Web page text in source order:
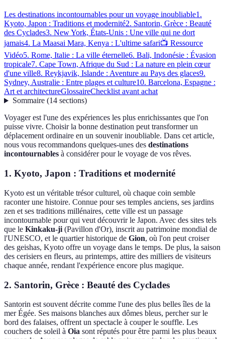
Les destinations incontournables pour un voyage inoubliable1.
Kyoto, Japon : Traditions et modernité2. Santorin, Grèce : Beauté
des Cyclades3. New York, États-Unis : Une ville qui ne dort
jamais4. La Maasai Mara, Kenya : L'ultime safari📺 Ressource
Vidéo5. Rome, Italie : La ville éternelle6. Bali, Indonésie : Évasion
tropicale7. Cape Town, Afrique du Sud : La nature en plein cœur
d'une ville8. Reykjavik, Islande : Aventure au Pays des glaces9.
Sydney, Australie : Entre plages et culture10. Barcelona, Espagne :
Art et architectureGlossaireChecklist avant achat
Sommaire(14 sections)
Voyager est l'une des expériences les plus enrichissantes que l'on
puisse vivre. Choisir la bonne destination peut transformer un
déplacement ordinaire en un souvenir inoubliable. Dans cet article,
nous vous recommandons quelques-unes des destinations
incontournables à considérer pour le voyage de vos rêves.
1. Kyoto, Japon : Traditions et modernité
Kyoto est un véritable trésor culturel, où chaque coin semble
raconter une histoire. Connue pour ses temples anciens, ses jardins
zen et ses traditions millénaires, cette ville est un passage
incontournable pour qui veut découvrir le Japon. Avec des sites tels
que le Kinkaku-ji (Pavillon d'Or), inscrit au patrimoine mondial de
l'UNESCO, et le quartier historique de Gion, où l'on peut croiser
des geishas, Kyoto offre un voyage dans le temps. De plus, la saison
des cerisiers en fleurs, au printemps, attire des milliers de visiteurs
chaque année, rendant l'expérience encore plus magique.
2. Santorin, Grèce : Beauté des Cyclades
Santorin est souvent décrite comme l'une des plus belles îles de la
mer Égée. Ses maisons blanches aux dômes bleus, percher sur le
bord des falaises, offrent un spectacle à couper le souffle. Les
couchers de soleil à Oia sont réputés pour être parmi les plus beaux